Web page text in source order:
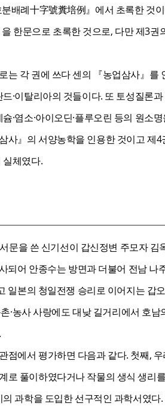
배례十字號糞培例』에서 초록한 것
한문으로 초록한 것으로, 다만 제3
는 각 권에 쓰다 센의 『농업삼사』
·이탈리아의 것들이다. 또 토성질론
슘·염소·아이오딘·플루오린 등의 원
사』의 서양농학을 인용한 것이고
실체였다.
문을 쓴 신기선이 갑신정변 주모자
되어 안종수는 방면과 더불어 전남
일본의 청일전쟁 승리로 이어지는 갑
·농사 사랑에도 대낮 길거리에서 호
점에서 평가하면 다음과 같다. 첫째,
로 풀이하였다거나 작물의 생식 생리
과학을 도입한 선구적인 과학서였